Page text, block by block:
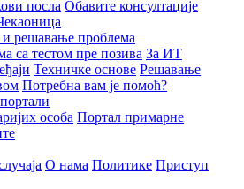
посла Обавите консултације
и решавање проблема
са тестом пре позива За ИТ
Техничке основе Решавање
Потребна вам је помоћ?
особа Портал примарне
О нама Политике Приступ